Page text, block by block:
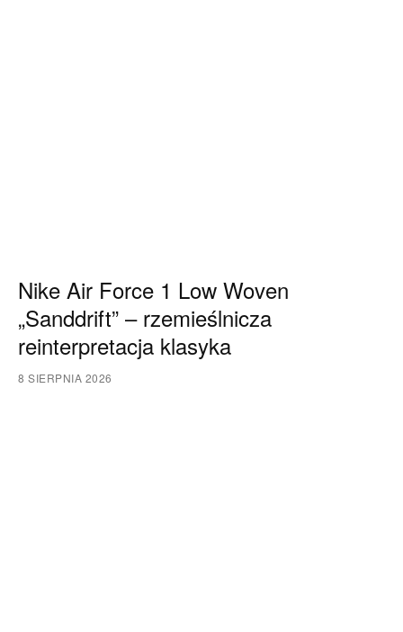
Nike Air Force 1 Low Woven
„Sanddrift” – rzemieślnicza
reinterpretacja klasyka
8 SIERPNIA 2026